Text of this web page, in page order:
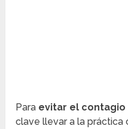
Para evitar el contagio
clave llevar a la